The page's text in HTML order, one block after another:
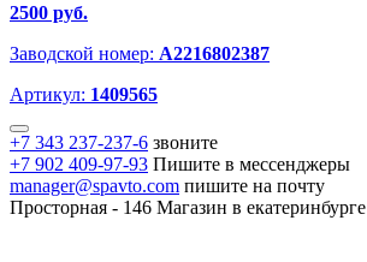
2500 руб.
Заводской номер: A2216802387
Артикул: 1409565
+7 343 237-237-6 звоните
+7 902 409-97-93 Пишите в мессенджеры
manager@spavto.com пишите на почту
Просторная - 146 Магазин в екатеринбурге